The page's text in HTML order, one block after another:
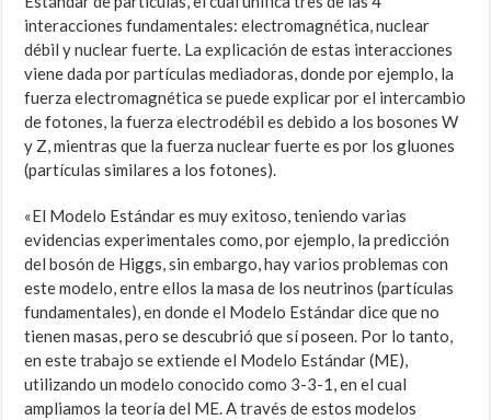
interacciones fundamentales: electromagnética, nuclear
débil y nuclear fuerte. La explicación de estas interacciones
viene dada por partículas mediadoras, donde por ejemplo, la
fuerza electromagnética se puede explicar por el intercambio
de fotones, la fuerza electrodébil es debido a los bosones W
y Z, mientras que la fuerza nuclear fuerte es por los gluones
(partículas similares a los fotones).
«El Modelo Estándar es muy exitoso, teniendo varias
evidencias experimentales como, por ejemplo, la predicción
del bosón de Higgs, sin embargo, hay varios problemas con
este modelo, entre ellos la masa de los neutrinos (partículas
fundamentales), en donde el Modelo Estándar dice que no
tienen masas, pero se descubrió que sí poseen. Por lo tanto,
en este trabajo se extiende el Modelo Estándar (ME),
utilizando un modelo conocido como 3-3-1, en el cual
ampliamos la teoría del ME. A través de estos modelos